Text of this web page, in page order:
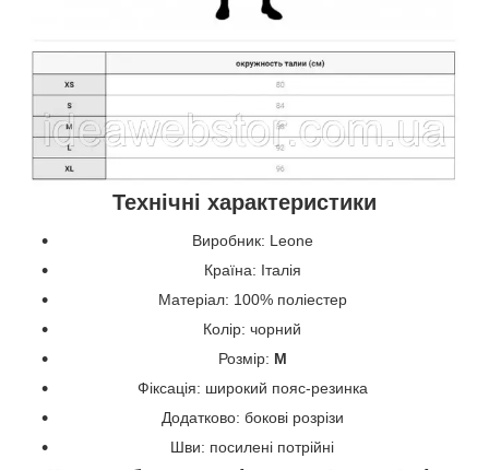
Технічні характеристики
Виробник: Leone
Країна: Італія
Матеріал: 100% поліестер
Колір: чорний
Розмір: M
Фіксація: широкий пояс-резинка
Додатково: бокові розрізи
Шви: посилені потрійні